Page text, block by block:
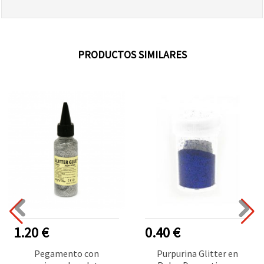
PRODUCTOS SIMILARES
1.20 €
Pegamento con
0.40 €
Purpurina Glitter en